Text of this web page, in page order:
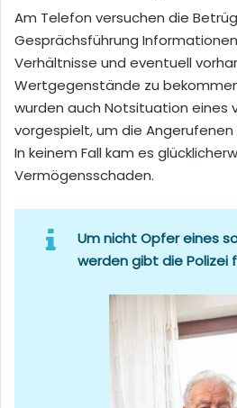
Am Telefon versuchen die
Gesprächsführung
Verhältnisse und eventuell
Wertgegenstände zu
wurden auch Notsituation eines
vorgespielt, um die Angerufenen
In keinem Fall kam es
Vermögensschaden.
Um nicht Opfer eines
werden gibt die Polizei